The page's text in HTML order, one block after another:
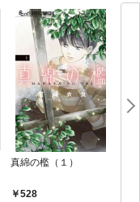
真綿の檻（１）
528